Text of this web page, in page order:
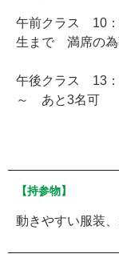
午前クラス 10
生まで 満席の為
午後クラス 13
～ あと3名可
【持参物】
動きやすい服装